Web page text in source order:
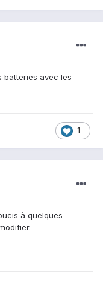
batteries avec les
1
à quelques